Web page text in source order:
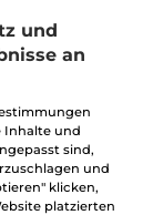
und
an
Inhalte und
sind,
und
klicken,
platzierten